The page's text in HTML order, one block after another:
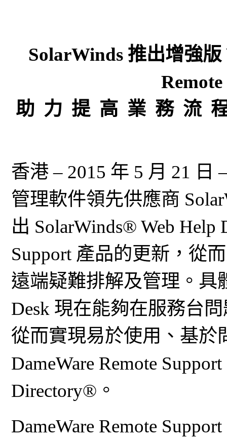
SolarWinds 推出增強版
助 力 提 高 業 務 流
香港 – 2015 年 5 月 21
管理軟件領先供應商
出 SolarWinds® Web Help
Support 產品的更新，從
遠端疑難排解及管理。具
Desk 現在能夠在服務台
從而實現易於使用、基於
DameWare Remote
Directory®。
DameWare Remote